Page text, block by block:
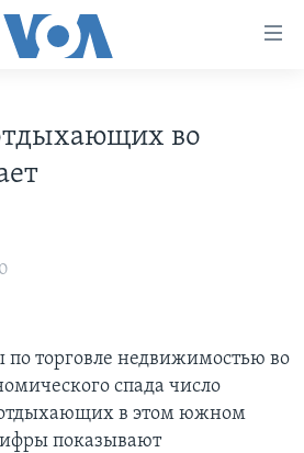
ИСТОРИЯ
во
по торговле недвижимостью во
спада число
отдыхающих в этом южном
показывают